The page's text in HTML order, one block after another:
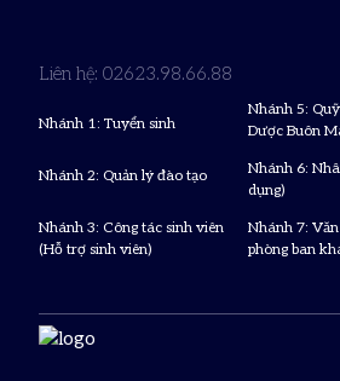
Liên hệ: 02623.98.66.88
Nhánh 1: Tuyển sinh
Nhánh 2: Quản lý đào tạo
Nhánh 3: Công tác sinh viên
(Hỗ trợ sinh viên)
Nhánh 5:
Dược Buôn
Nhánh 6:
dụng)
Nhánh 7:
phòng ban